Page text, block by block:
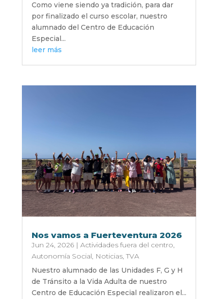
Como viene siendo ya tradición, para dar
por finalizado el curso escolar, nuestro
alumnado del Centro de Educación
Especial...
leer más
Nos vamos a Fuerteventura 2026
Jun 24, 2026| Actividades fuera del centro,
Autonomía Social, Noticias,TVA
Nuestro alumnado de las Unidades F, G y H
de Tránsito a la Vida Adulta de nuestro
Centro de Educación Especial realizaron el...